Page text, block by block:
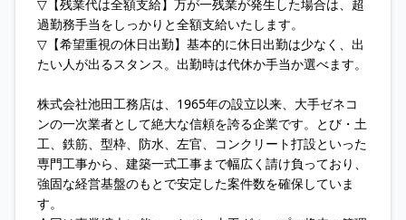
▽【残業代は全額支給】万が一残業が発生した場合は、超
過勤務手当をしっかりと全額支給いたします。
▽【希望重視の休日出勤】基本的に休日出勤は少なく、出
たい人が出るスタンス。出勤時は代休か手当か選べます。
株式会社池田工務店は、1965年の設立以来、大手ゼネコ
ンの一次業者として絶大な信頼を誇る企業です。とび・土
工、鉄筋、型枠、防水、左官、コンクリート打設といった
専門工事から、建築一式工事まで幅広く請け負っており、
強固な経営基盤のもとで安定した案件数を確保していま
す。